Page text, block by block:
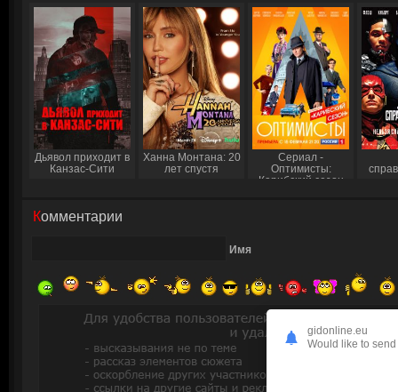
Дьявол приходит в
Канзас-Сити
Ханна Монтана: 20
лет спустя
Сериал -
Оптимисты:
Карибский сезон
Комментарии
Имя
gidonline.eu
Would like to